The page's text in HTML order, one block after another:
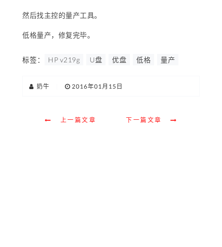
然后找主控的量产工具。
低格量产，修复完毕。
标签： HP v219g U盘 优盘 低格 量产
奶牛 2016年01月15日
上一篇文章 下一篇文章